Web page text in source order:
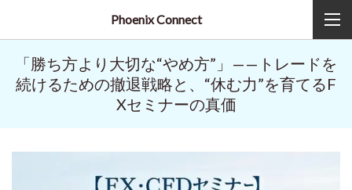
Phoenix Connect
「勝ち方より大切な“やめ方”」——トレードを
続けるための撤退戦略と、“休む力”を育てるF
Xセミナーの真価